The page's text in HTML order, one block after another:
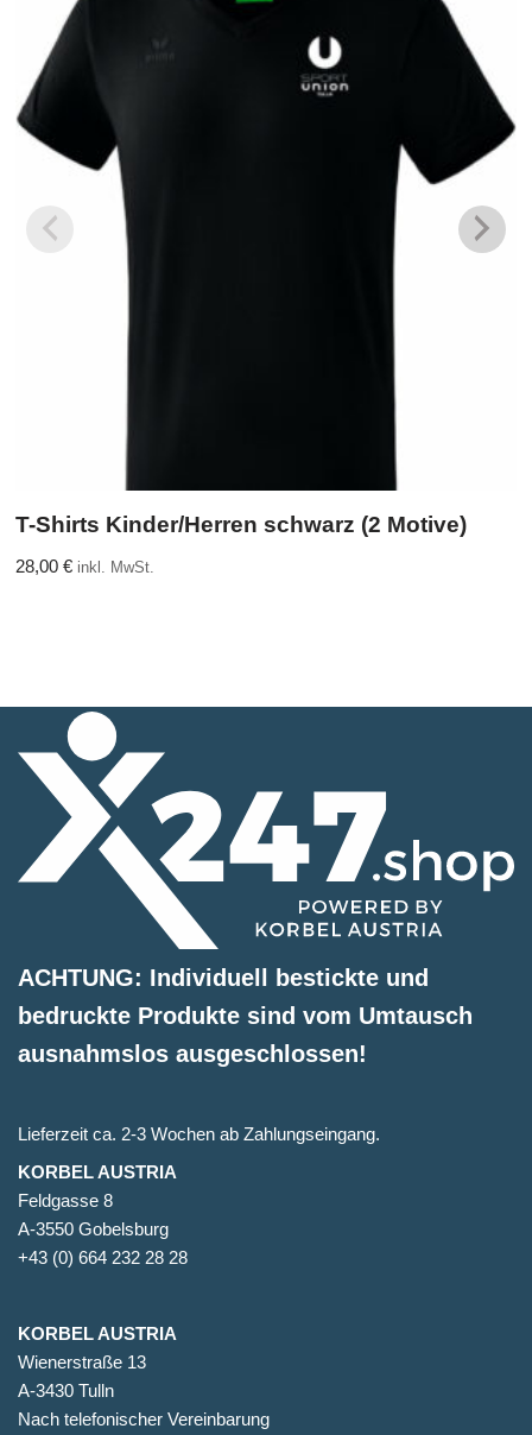
T-Shirts Kinder/Herren schwarz (2 Motive)
28,00 € inkl. MwSt.
ACHTUNG: Individuell bestickte und
bedruckte Produkte sind vom Umtausch
ausnahmslos ausgeschlossen!
Lieferzeit ca. 2-3 Wochen ab Zahlungseingang.
KORBEL AUSTRIA
Feldgasse 8
A-3550 Gobelsburg
+43 (0) 664 232 28 28
KORBEL AUSTRIA
Wienerstraße 13
A-3430 Tulln
Nach telefonischer Vereinbarung